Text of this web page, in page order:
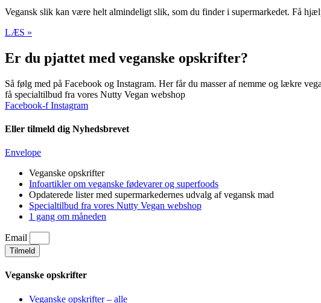
Vegansk slik kan være helt almindeligt slik, som du finder i supermarkedet. Få
LÆS »
Er du pjattet med veganske opskrifter?
Så følg med på Facebook og Instagram. Her får du masser af nemme og lækre
få specialtilbud fra vores Nutty Vegan webshop
Facebook-f Instagram
Eller tilmeld dig Nyhedsbrevet
Envelope
Veganske opskrifter
Infoartikler om veganske fødevarer og superfoods
Opdaterede lister med supermarkedernes udvalg af vegansk mad
Specialtilbud fra vores Nutty Vegan webshop
1 gang om måneden
Email
Tilmeld
Veganske opskrifter
Veganske opskrifter – alle